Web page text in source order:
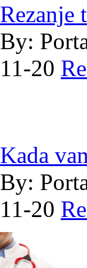
Rezanje
By:
11-20
Kada
By:
11-20